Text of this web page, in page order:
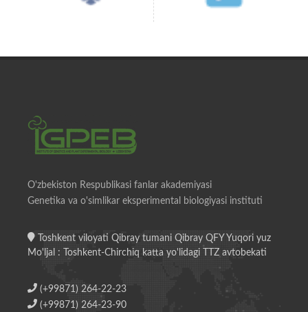
O'zbekiston Respublikasi fanlar akademiyasi
Genetika va o'simlikar eksperimental biologiyasi instituti
Toshkent viloyati Qibray tumani Qibray QFY Yuqori yuz
Mo'ljal : Toshkent-Chirchiq katta yo'lidagi TTZ avtobekati
(+99871) 264-22-23
(+99871) 264-23-90